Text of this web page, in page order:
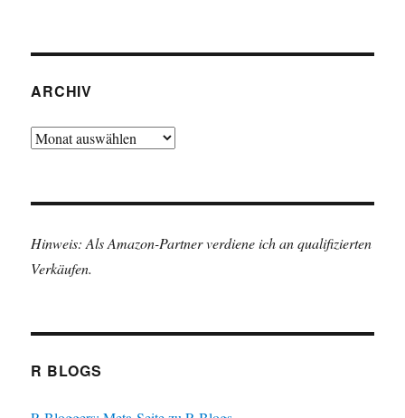
ARCHIV
Archiv
Hinweis: Als Amazon-Partner verdiene ich an qualifizierten
Verkäufen.
R BLOGS